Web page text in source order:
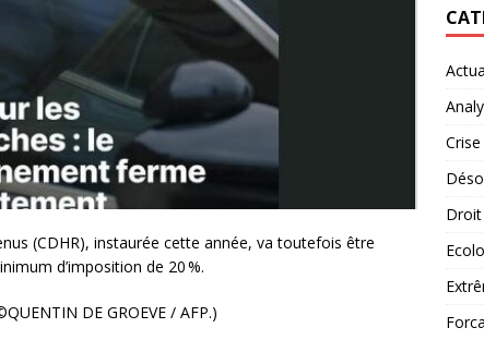
(CDHR), instaurée cette année, va toutefois être
d’imposition de 20 %.
DE GROEVE / AFP.)
Crise